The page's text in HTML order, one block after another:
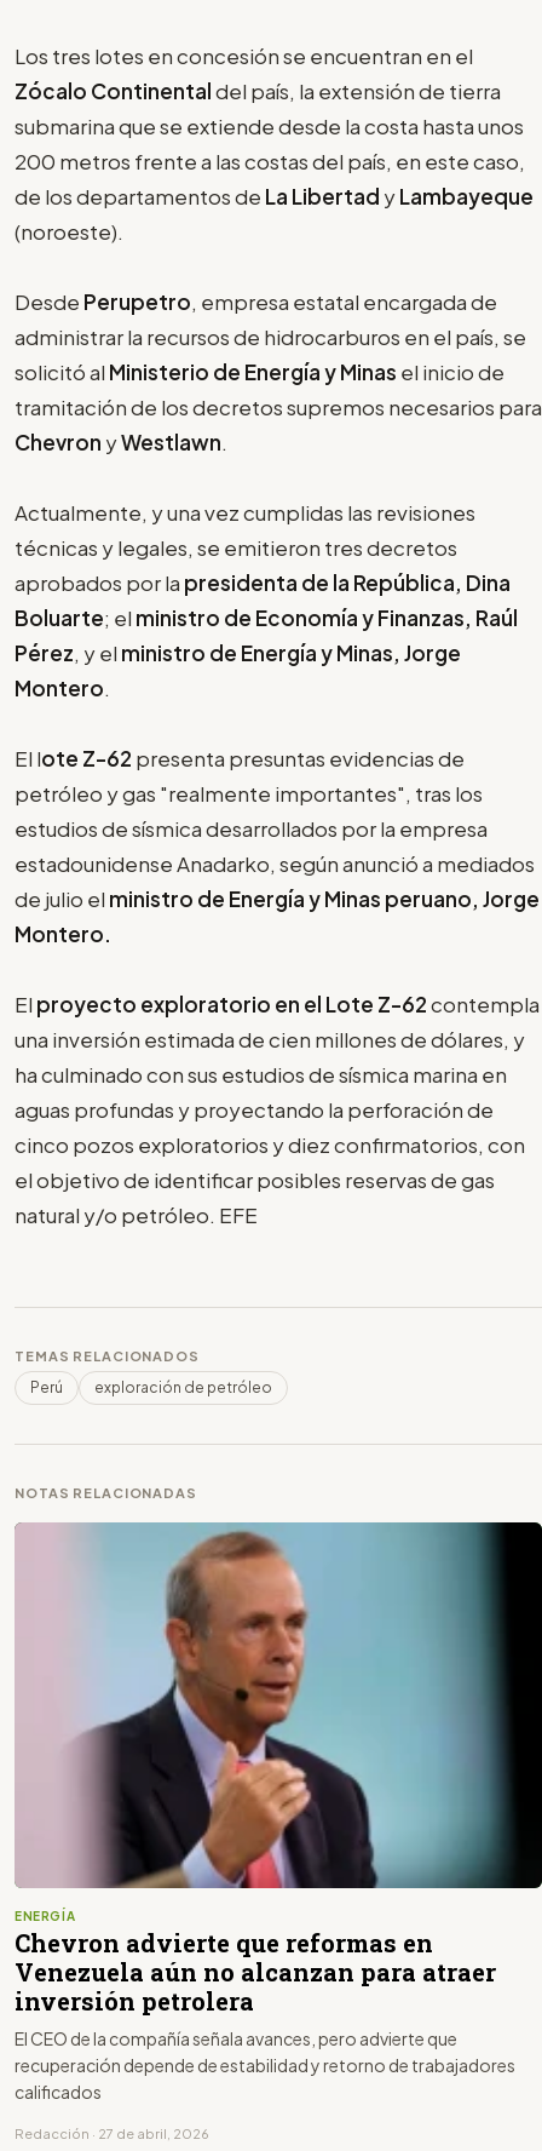
Los tres lotes en concesión se encuentran en el
Zócalo Continentaldel país, la extensión de tierra
submarina que se extiende desde la costa hasta unos
200 metros frente a las costas del país, en este caso,
de los departamentos de La Libertad yLambayeque
(noroeste).
Desde Perupetro, empresa estatal encargada de
administrar la recursos de hidrocarburos en el país, se
solicitó al Ministerio de Energía y Minas el inicio de
tramitación de los decretos supremos necesarios para
Chevron yWestlawn.
Actualmente, y una vez cumplidas las revisiones
técnicas y legales, se emitieron tres decretos
aprobados por la presidenta de la República, Dina
Boluarte; el ministro de Economía y Finanzas, Raúl
Pérez, y el ministro de Energía y Minas, Jorge
Montero.
El lote Z-62 presenta presuntas evidencias de
petróleo y gas "realmente importantes", tras los
estudios de sísmica desarrollados por la empresa
estadounidense Anadarko, según anunció a mediados
de julio el ministro de Energía y Minas peruano, Jorge
Montero.
El proyecto exploratorio en el Lote Z-62contempla
una inversión estimada de cien millones de dólares, y
ha culminado con sus estudios de sísmica marina en
aguas profundas y proyectando la perforación de
cinco pozos exploratorios y diez confirmatorios, con
el objetivo de identificar posibles reservas de gas
natural y/o petróleo. EFE
TEMAS RELACIONADOS
Perú exploración de petróleo
NOTAS RELACIONADAS
ENERGÍA
Chevron advierte que reformas en
Venezuela aún no alcanzan para atraer
inversión petrolera
El CEO de la compañía señala avances, pero advierte que
recuperación depende de estabilidad y retorno de trabajadores
calificados
Redacción · 27 de abril, 2026